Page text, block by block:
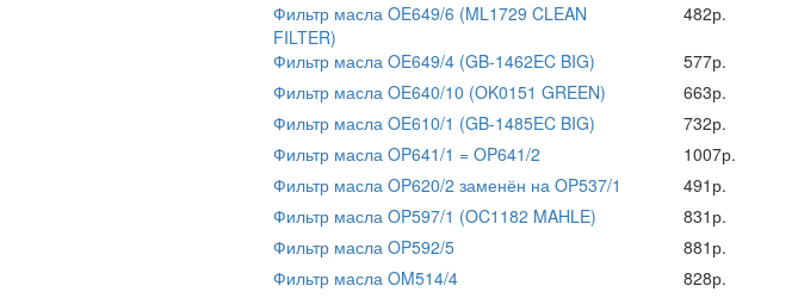
Фильтр масла OE649/6 (ML1729 CLEAN
FILTER)
482р.
Фильтр масла OE649/4 (GB-1462EC BIG)
577р.
Фильтр масла OE640/10 (OK0151 GREEN)
663р.
Фильтр масла OE610/1 (GB-1485EC BIG)
732р.
Фильтр масла OP641/1 = OP641/2
1007р.
Фильтр масла OP620/2 заменён на OP537/1
491р.
Фильтр масла OP597/1 (OC1182 MAHLE)
831р.
Фильтр масла OP592/5
881р.
Фильтр масла OM514/4
828р.